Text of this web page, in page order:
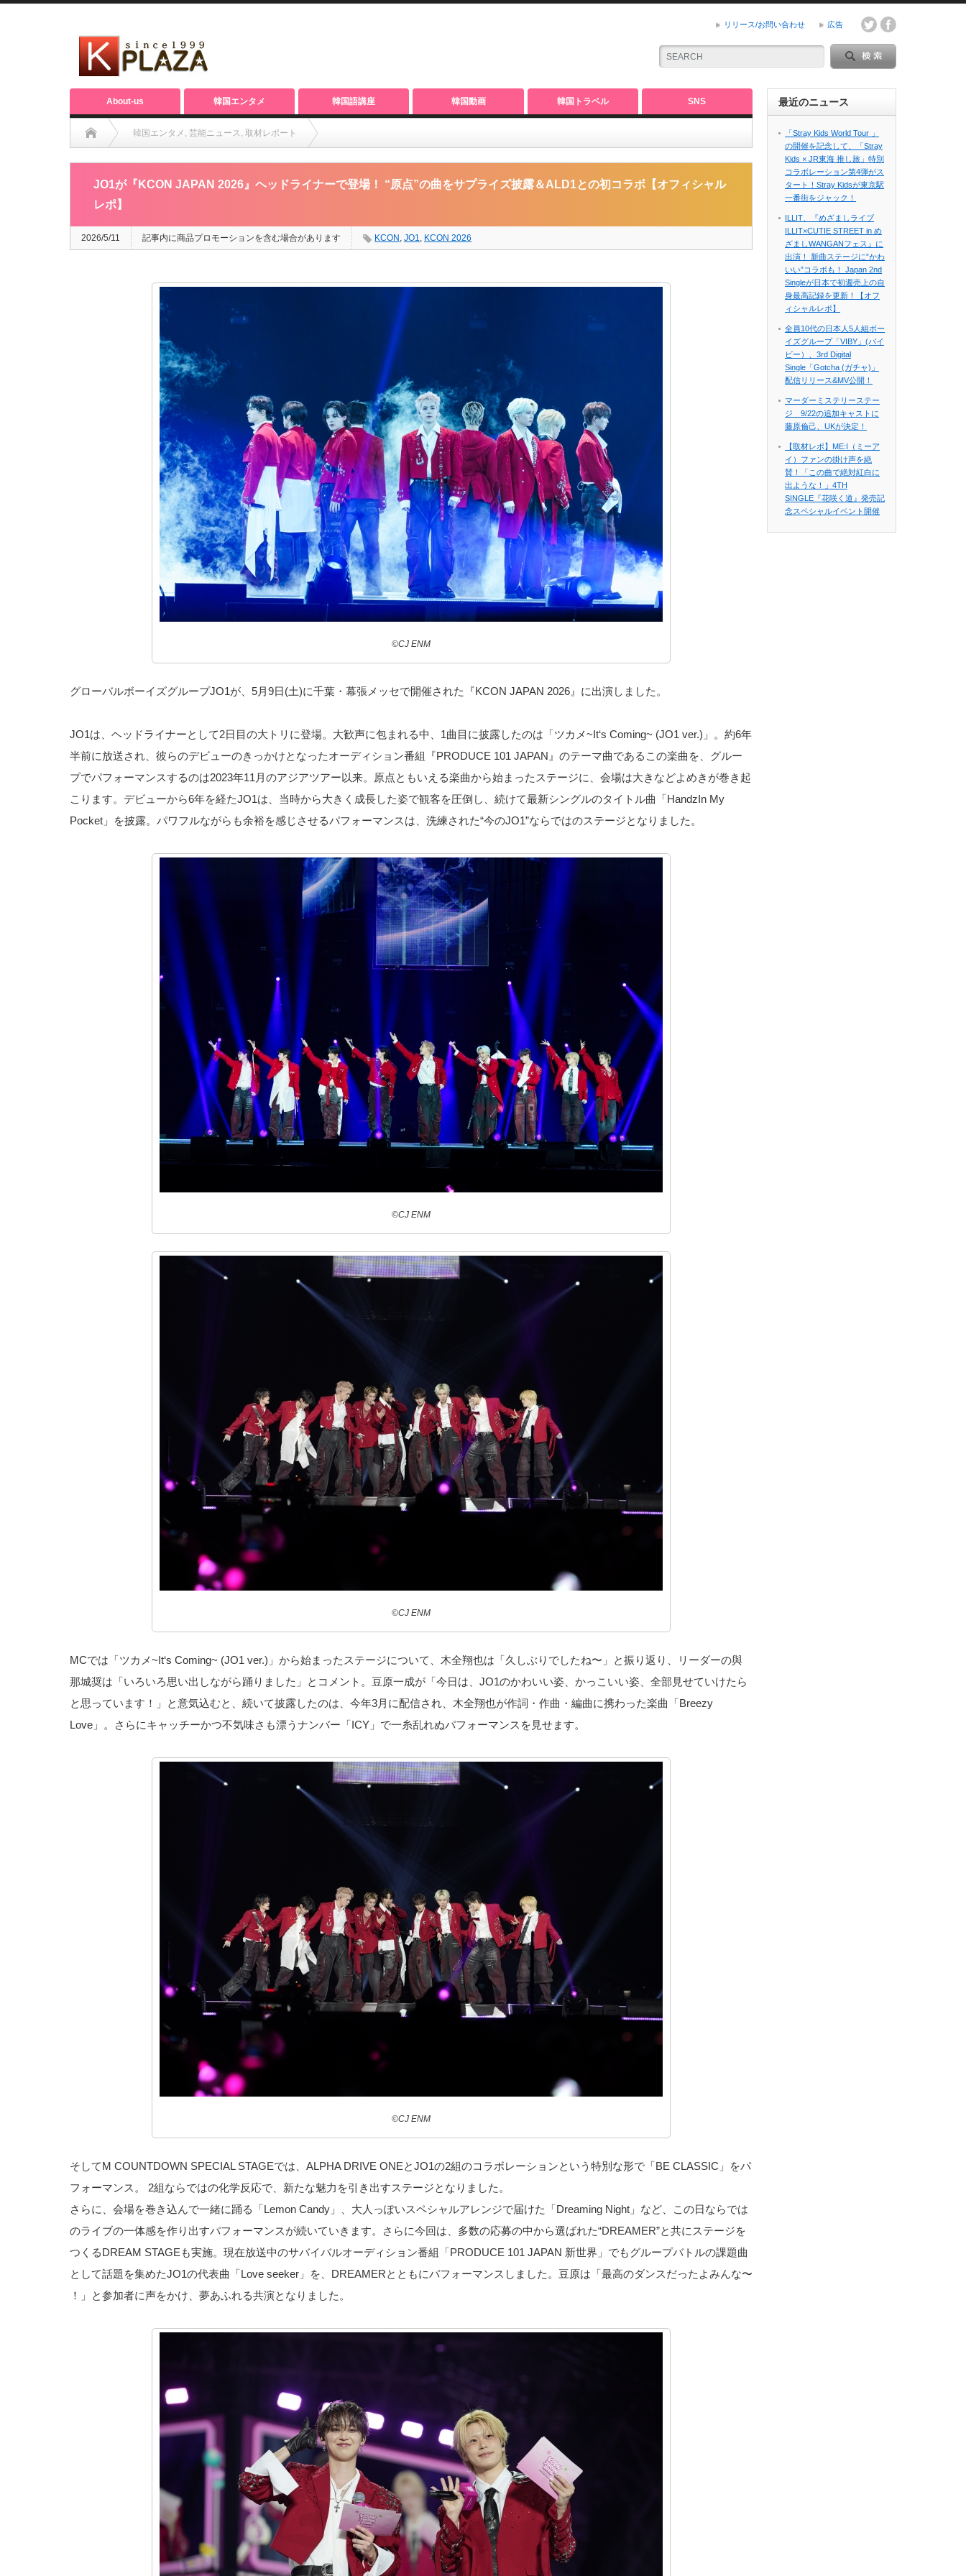
リリース/お問い合わせ 広告
About-us 韓国エンタメ 韓国語講座 韓国動画 韓国トラベル SNS
韓国エンタメ , 芸能ニュース, 取材レポート
JO1が『KCON JAPAN 2026』ヘッドライナーで登場！ “原点”の曲をサプライズ披露＆ALD1との初コラボ【オフィシャルレポ】
JO1が『KCON JAPAN 2026』ヘッドライナーで登場！ “原点”の曲をサプライズ披露＆ALD1との初コラボ【オフィシャル
レポ】
2026/5/11 記事内に商品プロモーションを含む場合があります KCON , JO1, KCON 2026
©CJ ENM
グローバルボーイズグループJO1が、5月9日(土)に千葉・幕張メッセで開催された『KCON JAPAN 2026』に出演しました。
JO1は、ヘッドライナーとして2日目の大トリに登場。大歓声に包まれる中、1曲目に披露したのは「ツカメ~It‘s Coming~ (JO1 ver.)」。約6年
半前に放送され、彼らのデビューのきっかけとなったオーディション番組『PRODUCE 101 JAPAN』のテーマ曲であるこの楽曲を、グルー
プでパフォーマンスするのは2023年11月のアジアツアー以来。原点ともいえる楽曲から始まったステージに、会場は大きなどよめきが巻き起
こります。デビューから6年を経たJO1は、当時から大きく成長した姿で観客を圧倒し、続けて最新シングルのタイトル曲「HandzIn My
Pocket」を披露。パワフルながらも余裕を感じさせるパフォーマンスは、洗練された“今のJO1”ならではのステージとなりました。
©CJ ENM
©CJ ENM
MCでは「ツカメ~It‘s Coming~ (JO1 ver.)」から始まったステージについて、木全翔也は「久しぶりでしたね〜」と振り返り、リーダーの與
那城奨は「いろいろ思い出しながら踊りました」とコメント。豆原一成が「今日は、JO1のかわいい姿、かっこいい姿、全部見せていけたら
と思っています！」と意気込むと、続いて披露したのは、今年3月に配信され、木全翔也が作詞・作曲・編曲に携わった楽曲「Breezy
Love」。さらにキャッチーかつ不気味さも漂うナンバー「ICY」で一糸乱れぬパフォーマンスを見せます。
©CJ ENM
そしてM COUNTDOWN SPECIAL STAGEでは、ALPHA DRIVE ONEとJO1の2組のコラボレーションという特別な形で「BE CLASSIC」をパ
フォーマンス。 2組ならではの化学反応で、新たな魅力を引き出すステージとなりました。
さらに、会場を巻き込んで一緒に踊る「Lemon Candy」、大人っぽいスペシャルアレンジで届けた「Dreaming Night」など、この日ならでは
のライブの一体感を作り出すパフォーマンスが続いていきます。さらに今回は、多数の応募の中から選ばれた“DREAMER”と共にステージを
つくるDREAM STAGEも実施。現在放送中のサバイバルオーディション番組「PRODUCE 101 JAPAN 新世界」でもグループバトルの課題曲
として話題を集めたJO1の代表曲「Love seeker」を、DREAMERとともにパフォーマンスしました。豆原は「最高のダンスだったよみんな〜
！」と参加者に声をかけ、夢あふれる共演となりました。
最近のニュース
「Stray Kids World Tour 」
の開催を記念して、「Stray
Kids × JR東海 推し旅」特別
コラボレーション第4弾がス
タート！Stray Kidsが東京駅
一番街をジャック！
ILLIT、『めざましライブ
ILLIT×CUTIE STREET in め
ざましWANGANフェス』に
出演！ 新曲ステージに”かわ
いい”コラボも！ Japan 2nd
Singleが日本で初週売上の自
身最高記録を更新！【オフ
ィシャルレポ】
全員10代の日本人5人組ボー
イズグループ「VIBY」(バイ
ビー）、3rd Digital
Single「Gotcha (ガチャ)」
配信リリース&MV公開！
マーダーミステリーステー
ジ 9/22の追加キャストに
藤原倫己、UKが決定！
【取材レポ】ME:I（ミーア
イ）ファンの掛け声を絶
賛！「この曲で絶対紅白に
出ような！」4TH
SINGLE『花咲く道』発売記
念スペシャルイベント開催